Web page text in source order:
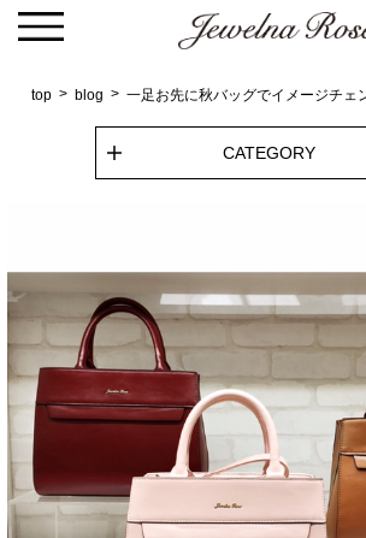
top blog 一足お先に秋バッグでイメージチ
CATEGORY